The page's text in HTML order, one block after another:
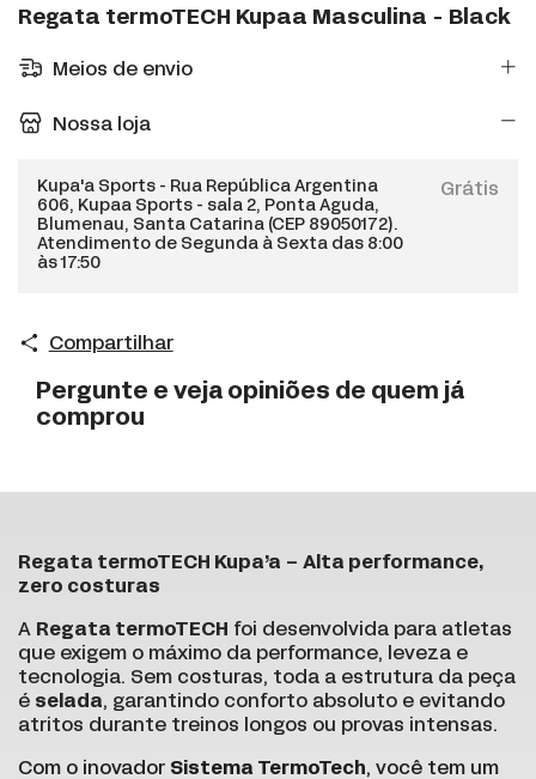
Regata termoTECH Kupaa Masculina - Black
Meios de envio
Nossa loja
Kupa'a Sports - Rua República Argentina
606, Kupaa Sports - sala 2, Ponta Aguda,
Blumenau, Santa Catarina (CEP 89050172).
Atendimento de Segunda à Sexta das 8:00
às 17:50
Grátis
Compartilhar
Pergunte e veja opiniões de quem já
comprou
Regata termoTECH Kupa’a – Alta performance,
zero costuras
A Regata termoTECH foi desenvolvida para atletas
que exigem o máximo da performance, leveza e
tecnologia. Sem costuras, toda a estrutura da peça
é selada, garantindo conforto absoluto e evitando
atritos durante treinos longos ou provas intensas.
Com o inovador Sistema TermoTech, você tem um